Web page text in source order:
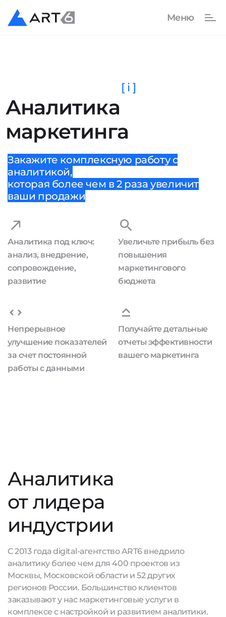
Аналитика
маркетинга
[ i ]
Закажите комплексную работу с
аналитикой,
которая более чем в 2 раза увеличит
ваши продажи
Аналитика под ключ:
анализ, внедрение,
сопровождение,
развитие
Увеличьте прибыль без
повышения
маркетингового
бюджета
Непрерывное
улучшение показателей
за счет постоянной
работы с данными
Получайте детальные
отчеты эффективности
вашего маркетинга
Аналитика
от лидера
индустрии
С 2013 года digital-агентство ART6 внедрило
аналитику более чем для 400 проектов из
Москвы, Московской области и 52 других
регионов России. Большинство клиентов
заказывают у нас маркетинговые услуги в
комплексе с настройкой и развитием аналитики.